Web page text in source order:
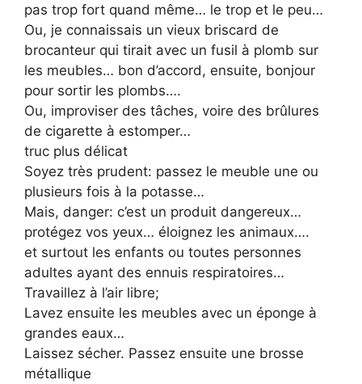
pas trop fort quand même… le trop et le peu…
Ou, je connaissais un vieux briscard de
brocanteur qui tirait avec un fusil à plomb sur
les meubles… bon d’accord, ensuite, bonjour
pour sortir les plombs….
Ou, improviser des tâches, voire des brûlures
de cigarette à estomper…
truc plus délicat
Soyez très prudent: passez le meuble une ou
plusieurs fois à la potasse…
Mais, danger: c’est un produit dangereux…
protégez vos yeux… éloignez les animaux….
et surtout les enfants ou toutes personnes
adultes ayant des ennuis respiratoires…
Travaillez à l’air libre;
Lavez ensuite les meubles avec un éponge à
grandes eaux…
Laissez sécher. Passez ensuite une brosse
métallique